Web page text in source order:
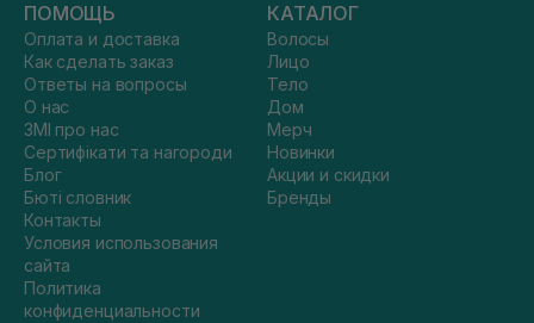
ПОМОЩЬ
Оплата и доставка
Как сделать заказ
Ответы на вопросы
О нас
ЗМІ про нас
Сертифікати та нагороди
Блог
Бюті словник
Контакты
Условия использования
сайта
Политика
конфиденциальности
КАТАЛОГ
Волосы
Лицо
Тело
Дом
Мерч
Новинки
Акции и скидки
Бренды